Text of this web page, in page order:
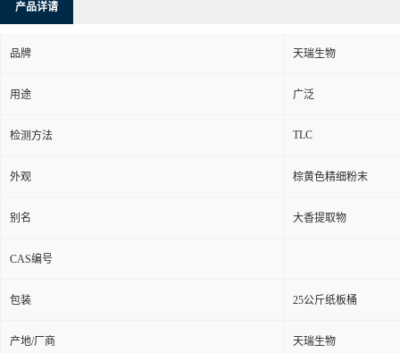
产品详请
品牌 天瑞生物
用途 广泛
检测方法 TLC
外观 棕黄色精细粉末
别名 大香提取物
CAS编号
包装 25公斤纸板桶
产地/厂商 天瑞生物